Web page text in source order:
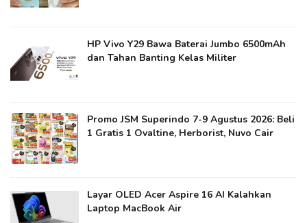
HP Vivo Y29 Bawa Baterai Jumbo 6500mAh
dan Tahan Banting Kelas Militer
Promo JSM Superindo 7-9 Agustus 2026: Beli
1 Gratis 1 Ovaltine, Herborist, Nuvo Cair
Layar OLED Acer Aspire 16 AI Kalahkan
Laptop MacBook Air